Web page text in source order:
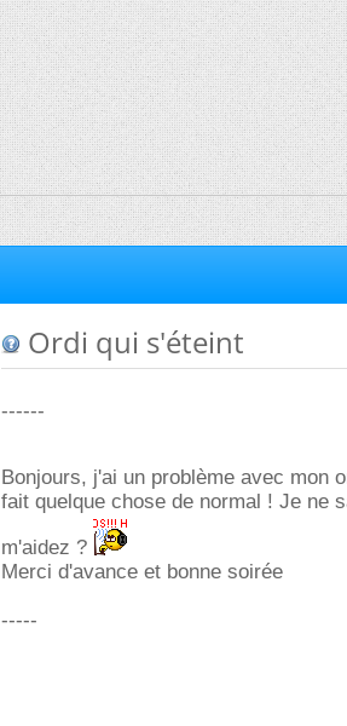
Ordi qui s'éteint
------
Bonjours, j'ai un problème avec mon
fait quelque chose de normal ! Je ne
m'aidez ?
Merci d'avance et bonne soirée
-----